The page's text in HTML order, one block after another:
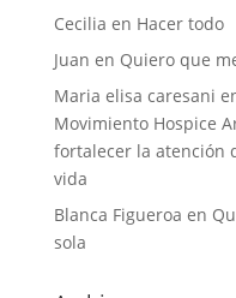
Cecilia en Hacer todo
Juan en Quiero que
Maria elisa caresani
Movimiento Hospice
fortalecer la atención
vida
Blanca Figueroa en
sola